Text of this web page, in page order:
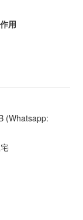
用
(Whatsapp: